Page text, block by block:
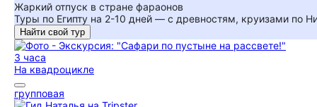
Жаркий отпуск в стране фараонов
Туры по Египту на 2-10 дней — с древностям, круизами по
Найти свой тур
3 часа
На квадроцикле
групповая